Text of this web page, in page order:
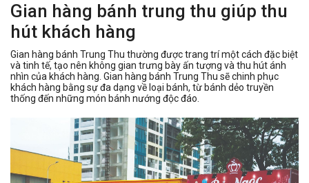
Gian hàng bánh trung thu giúp thu
hút khách hàng
Gian hàng bánh Trung Thu thường được trang trí một cách đặc biệt
và tinh tế, tạo nên không gian trưng bày ấn tượng và thu hút ánh
nhìn của khách hàng. Gian hàng bánh Trung Thu sẽ chinh phục
khách hàng bằng sự đa dạng về loại bánh, từ bánh dẻo truyền
thống đến những món bánh nướng độc đáo.